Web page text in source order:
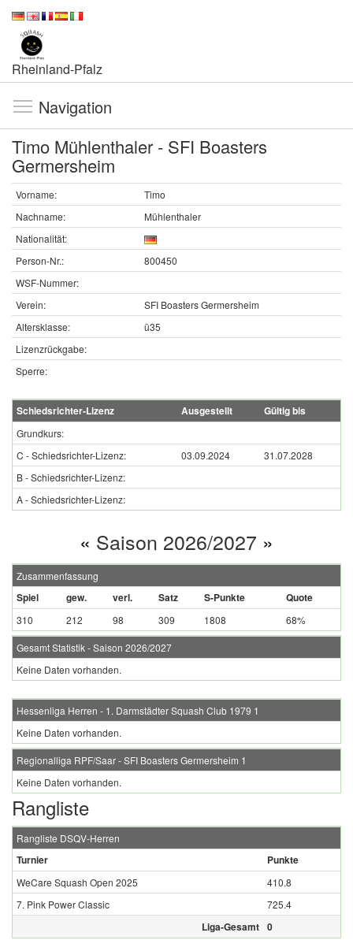
Rheinland-Pfalz
Navigation
Timo Mühlenthaler - SFI Boasters
Germersheim
Vorname:
Timo
Nachname:
Mühlenthaler
Nationalität:
Person-Nr.:
800450
WSF-Nummer:
Verein:
SFI Boasters Germersheim
Altersklasse:
ü35
Lizenzrückgabe:
Sperre:
Schiedsrichter-Lizenz Ausgestellt Gültig bis
Grundkurs:
C - Schiedsrichter-Lizenz:
03.09.2024
31.07.2028
B - Schiedsrichter-Lizenz:
A - Schiedsrichter-Lizenz:
« Saison 2026/2027 »
Zusammenfassung
Spiel gew. verl. Satz S-Punkte Quote
310 212 98 309 1808 68%
Gesamt Statistik - Saison 2026/2027
Keine Daten vorhanden.
Hessenliga Herren - 1. Darmstädter Squash Club 1979 1
Keine Daten vorhanden.
Regionalliga RPF/Saar - SFI Boasters Germersheim 1
Keine Daten vorhanden.
Rangliste
Rangliste DSQV-Herren
Turnier Punkte
WeCare Squash Open 2025
410.8
7. Pink Power Classic
725.4
Liga-Gesamt 0